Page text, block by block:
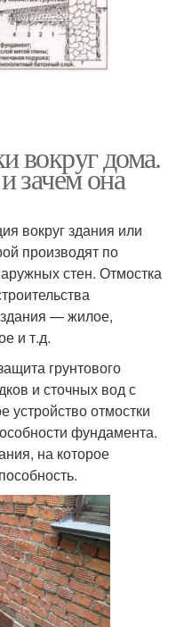
вокруг дома.
зачем она
вокруг здания или
производят по
стен. Отмостка
— жилое,
и т.д.
грунтового
и сточных вод с
устройство отмостки
фундамента.
на которое